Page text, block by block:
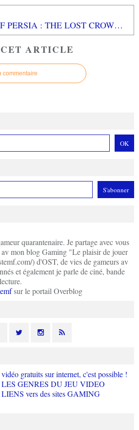
[TEST] PRINCE OF PERSIA : THE LOST CROWN PS5 : un retour en force pour une licence mythique!
ARTICLE
commentaire
quarantenaire. Je partage avec vous
mon blog Gaming "Le plaisir de jouer
) d'OST, de vies de gameurs av
et également je parle de ciné, bande
sur le portail Overblog
gratuits sur internet, c'est possible !
GENRES DU JEU VIDEO
vers des sites GAMING